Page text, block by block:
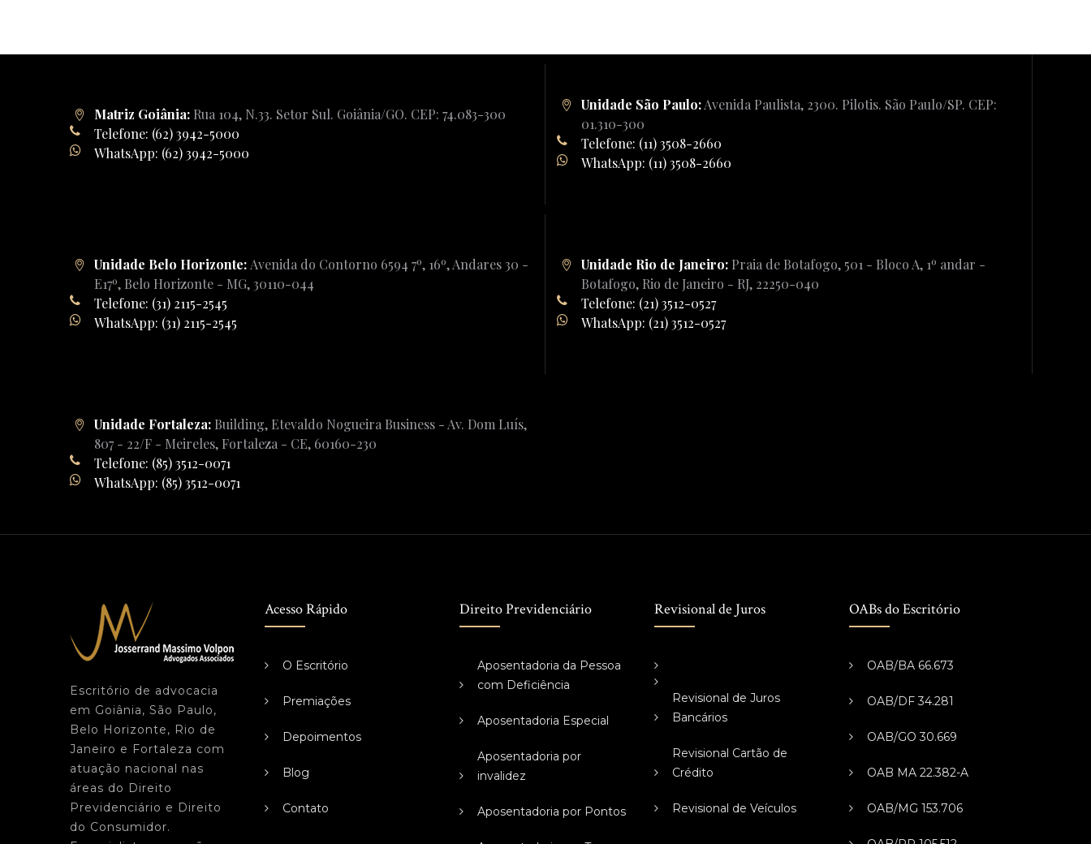
Matriz Goiânia: Rua 104, N.33. Setor Sul. Goiânia/GO. CEP: 74.083-300
Telefone: (62) 3942-5000
WhatsApp: (62) 3942-5000
Unidade São Paulo:Avenida Paulista, 2300. Pilotis. São Paulo/SP. CEP:
01.310-300
Telefone: (11) 3508-2660
WhatsApp: (11) 3508-2660
Unidade Belo Horizonte: Avenida do Contorno 6594 7º, 16º, Andares 30 -
E17º, Belo Horizonte - MG, 30110-044
Telefone: (31) 2115-2545
WhatsApp: (31) 2115-2545
Unidade Rio de Janeiro: Praia de Botafogo, 501 - Bloco A, 1º andar -
Botafogo, Rio de Janeiro - RJ, 22250-040
Telefone: (21) 3512-0527
WhatsApp: (21) 3512-0527
Unidade Fortaleza: Building, Etevaldo Nogueira Business - Av. Dom Luís,
807 - 22/F - Meireles, Fortaleza - CE, 60160-230
Telefone: (85) 3512-0071
WhatsApp: (85) 3512-0071
Escritório de advocacia
em Goiânia, São Paulo,
Belo Horizonte, Rio de
Janeiro e Fortaleza com
atuação nacional nas
áreas do Direito
Previdenciário e Direito
do Consumidor.
Acesso Rápido
O Escritório
Premiações
Depoimentos
Blog
Contato
Direito Previdenciário
Aposentadoria da Pessoa
com Deficiência
Aposentadoria Especial
Aposentadoria por
invalidez
Aposentadoria por Pontos
Revisional de Juros
Revisional de Juros
Bancários
Revisional Cartão de
Crédito
Revisional de Veículos
OABs do Escritório
OAB/BA 66.673
OAB/DF 34.281
OAB/GO 30.669
OAB MA 22.382-A
OAB/MG 153.706